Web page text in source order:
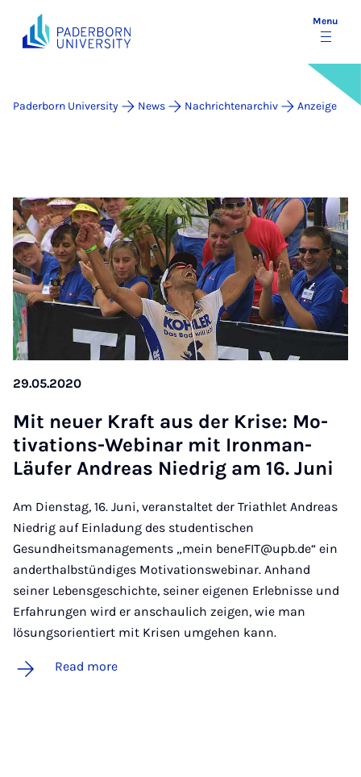
Menu
Paderborn University News Nachrichtenarchiv Anzeige
29.05.2020
Mit neuer Kraft aus der Krise: Mo­
tiv­a­tions-We­bin­ar mit Iron­man-
Läufer An­dreas Niedrig am 16. Juni
Am Dienstag, 16. Juni, veranstaltet der Triathlet Andreas
Niedrig auf Einladung des studentischen
Gesundheitsmanagements „mein beneFIT@upb.de“ ein
anderthalbstündiges Motivationswebinar. Anhand
seiner Lebensgeschichte, seiner eigenen Erlebnisse und
Erfahrungen wird er anschaulich zeigen, wie man
lösungsorientiert mit Krisen umgehen kann.
Read more